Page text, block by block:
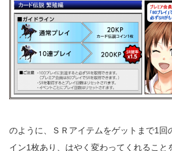
のように、ＳＲアイテムをゲットまで1回
イン1枚あり、はやく変わってくれること